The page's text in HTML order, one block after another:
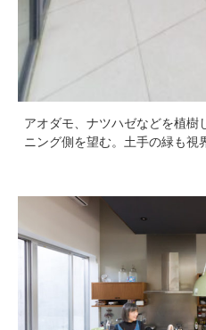
アオダモ、ナツハゼなどを植樹
ニング側を望む。土手の緑も視